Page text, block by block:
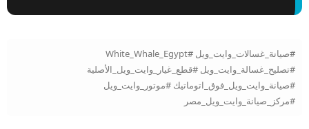
#صيانة_غسالات_وايت_ويل #White_Whale_Egypt
#تصليح_غسالة_وايت_ويل #قطع_غيار_وايت_ويل_الأصلية
#صيانة_وايت_ويل_فوق_اتوماتيك #موتور_وايت_ويل
#مركز_صيانة_وايت_ويل_مصر